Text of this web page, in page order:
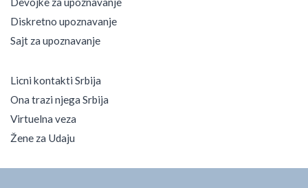
Diskretno upoznavanje
Sajt za upoznavanje
Licni kontakti Srbija
Ona trazi njega Srbija
Virtuelna veza
Žene za Udaju